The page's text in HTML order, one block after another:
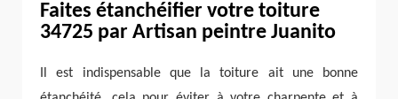
Faites étanchéifier votre toiture
34725 par Artisan peintre Juanito
Il est indispensable que la toiture ait une bonne